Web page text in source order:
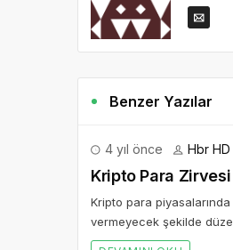
Benzer Yazılar
4 yıl önce Hbr HD
Kripto Para Zirvesi
Kripto para piyasalarında
vermeyecek şekilde